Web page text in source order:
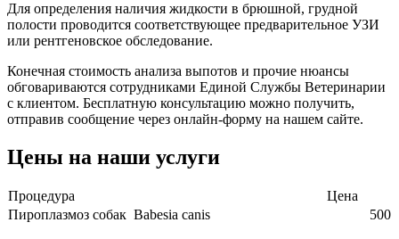
Для определения наличия жидкости в брюшной, грудной
полости проводится соответствующее предварительное УЗИ
или рентгеновское обследование.
Конечная стоимость анализа выпотов и прочие нюансы
обговариваются сотрудниками Единой Службы Ветеринарии
с клиентом. Бесплатную консультацию можно получить,
отправив сообщение через онлайн-форму на нашем сайте.
Цены на наши услуги
Процедура
Цена
Пироплазмоз собак Babesia canis
500